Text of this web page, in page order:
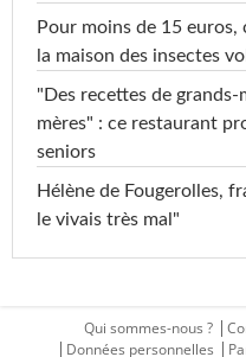
Pour moins de 15
la maison des insectes
"Des recettes de
mères" : ce restaurant
seniors
Hélène de Fougerolles,
le vivais très mal"
Qui sommes-nous ?
Données personnelles